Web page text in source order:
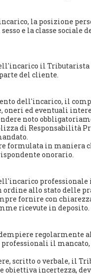
la posizione
e la classe sociale
il Tributarista
del cliente.
dell'incarico, il
oneri ed eventuali
noto
di Responsabilità
formulata in
onorario.
allo stato delle
fornire con
ricevute in deposito.
regolarmente
il
scritto o verbale, il
obiettiva incertezza,